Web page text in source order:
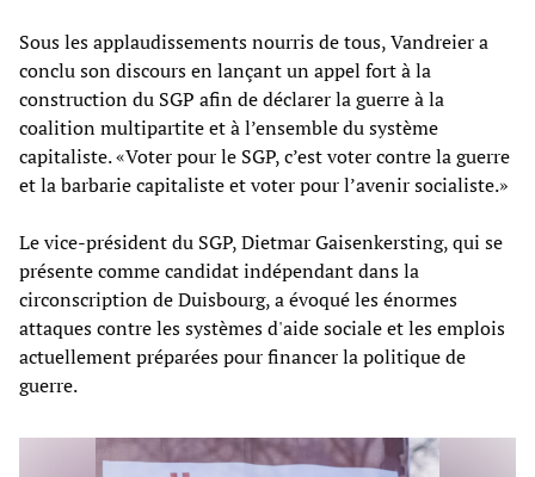
Sous les applaudissements nourris de tous, Vandreier a
conclu son discours en lançant un appel fort à la
construction du SGP afin de déclarer la guerre à la
coalition multipartite et à l’ensemble du système
capitaliste. «Voter pour le SGP, c’est voter contre la guerre
et la barbarie capitaliste et voter pour l’avenir socialiste.»
Le vice-président du SGP, Dietmar Gaisenkersting, qui se
présente comme candidat indépendant dans la
circonscription de Duisbourg, a évoqué les énormes
attaques contre les systèmes d'aide sociale et les emplois
actuellement préparées pour financer la politique de
guerre.